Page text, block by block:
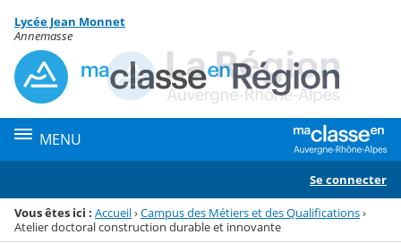
Menu de la rubrique
Contenu
Lycée Jean Monnet
Annemasse
MENU
Se connecter
Vous êtes ici : Accueil›Campus des Métiers et des Qualifications›
Atelier doctoral construction durable et innovante